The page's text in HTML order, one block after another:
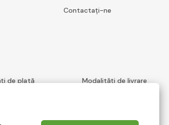
Contactați-ne
de plată Modalități de livrare